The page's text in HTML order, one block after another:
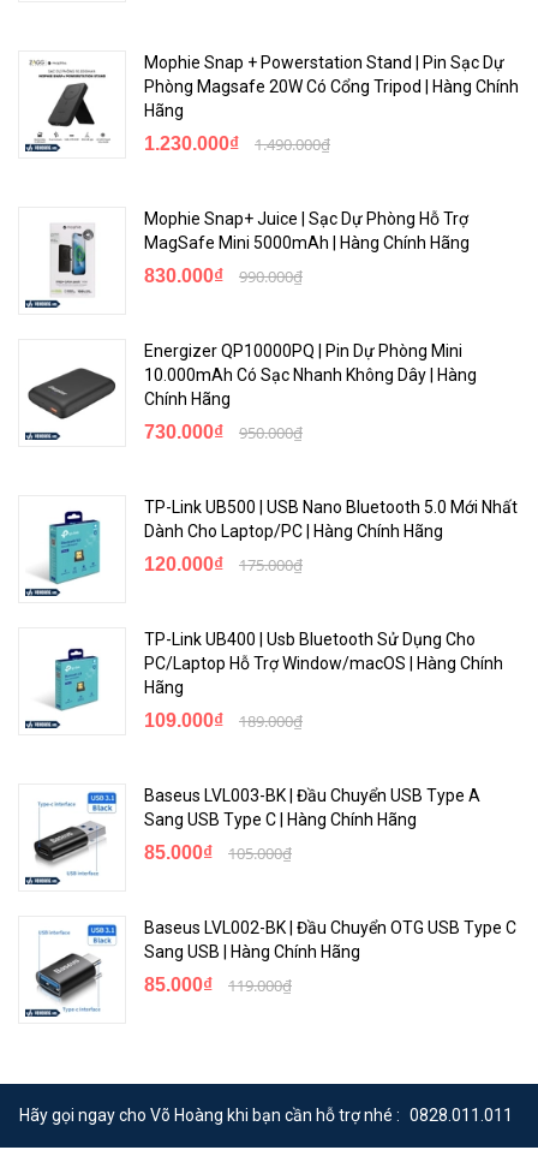
Mophie Snap + Powerstation Stand | Pin Sạc Dự
Phòng Magsafe 20W Có Cổng Tripod | Hàng Chính
Hãng
1.230.000₫ 1.490.000₫
Mophie Snap+ Juice | Sạc Dự Phòng Hỗ Trợ
MagSafe Mini 5000mAh | Hàng Chính Hãng
830.000₫ 990.000₫
Energizer QP10000PQ | Pin Dự Phòng Mini
10.000mAh Có Sạc Nhanh Không Dây | Hàng
Chính Hãng
730.000₫ 950.000₫
TP-Link UB500 | USB Nano Bluetooth 5.0 Mới Nhất
Dành Cho Laptop/PC | Hàng Chính Hãng
120.000₫ 175.000₫
TP-Link UB400 | Usb Bluetooth Sử Dụng Cho
PC/Laptop Hỗ Trợ Window/macOS | Hàng Chính
Hãng
109.000₫ 189.000₫
Baseus LVL003-BK | Đầu Chuyển USB Type A
Sang USB Type C | Hàng Chính Hãng
85.000₫ 105.000₫
Baseus LVL002-BK | Đầu Chuyển OTG USB Type C
Sang USB | Hàng Chính Hãng
85.000₫ 119.000₫
Hãy gọi ngay cho Võ Hoàng khi bạn cần hỗ trợ nhé : 0828.011.011